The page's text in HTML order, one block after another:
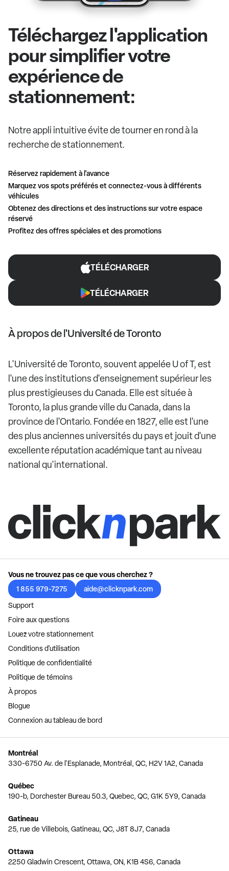
Téléchargez l'application
pour simplifier votre
expérience de
stationnement:
Notre appli intuitive évite de tourner en rond à la
recherche de stationnement.
Réservez rapidement à l'avance
Marquez vos spots préférés et connectez-vous à différents
véhicules
Obtenez des directions et des instructions sur votre espace
réservé
Profitez des offres spéciales et des promotions
TÉLÉCHARGER
TÉLÉCHARGER
À propos de l'Université de Toronto
L'Université de Toronto, souvent appelée U of T, est
l'une des institutions d'enseignement supérieur les
plus prestigieuses du Canada. Elle est située à
Toronto, la plus grande ville du Canada, dans la
province de l'Ontario. Fondée en 1827, elle est l'une
des plus anciennes universités du pays et jouit d'une
excellente réputation académique tant au niveau
national qu'international.
Vous ne trouvez pas ce que vous cherchez ?
1 855 979-7275
aide@clicknpark.com
Support
Foire aux questions
Louez votre stationnement
Conditions d'utilisation
Politique de confidentialité
Politique de témoins
À propos
Blogue
Connexion au tableau de bord
Montréal
330-6750 Av. de l'Esplanade, Montréal, QC, H2V 1A2, Canada
Québec
190-b, Dorchester Bureau 50.3, Quebec, QC, G1K 5Y9, Canada
Gatineau
25, rue de Villebois, Gatineau, QC, J8T 8J7, Canada
Ottawa
2250 Gladwin Crescent, Ottawa, ON, K1B 4S6, Canada